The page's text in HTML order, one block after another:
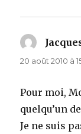
20 août 2010 à
Pour moi,
quelqu’un
Je ne suis